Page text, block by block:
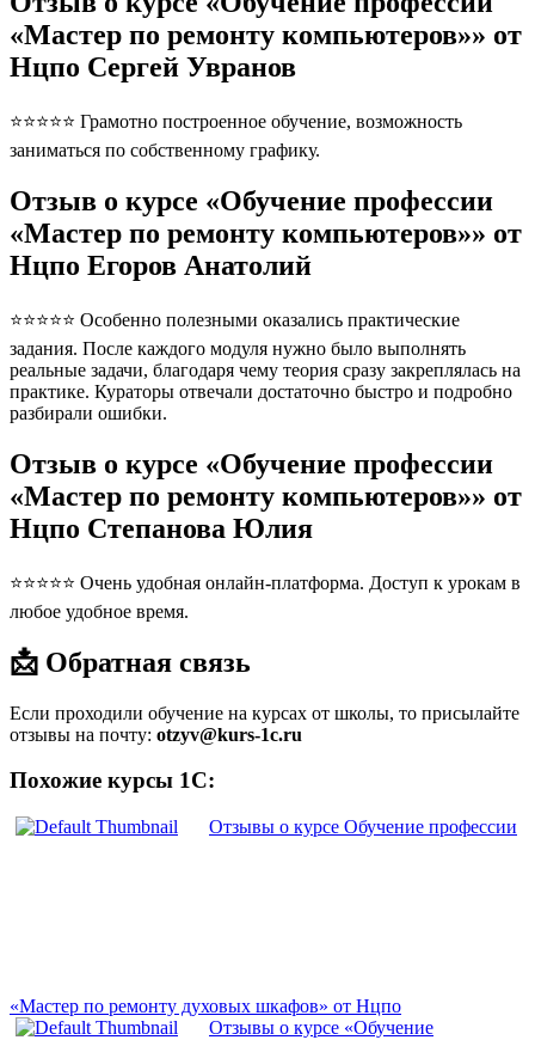
«Мастер по ремонту компьютеров»» от
Нцпо Сергей Увранов
⭐⭐⭐⭐⭐ Грамотно построенное обучение, возможность
заниматься по собственному графику.
Отзыв о курсе «Обучение профессии
«Мастер по ремонту компьютеров»» от
Нцпо Егоров Анатолий
⭐⭐⭐⭐⭐ Особенно полезными оказались практические
задания. После каждого модуля нужно было выполнять
реальные задачи, благодаря чему теория сразу закреплялась на
практике. Кураторы отвечали достаточно быстро и подробно
разбирали ошибки.
Отзыв о курсе «Обучение профессии
«Мастер по ремонту компьютеров»» от
Нцпо Степанова Юлия
⭐⭐⭐⭐⭐ Очень удобная онлайн-платформа. Доступ к урокам в
любое удобное время.
📩 Обратная связь
Если проходили обучение на курсах от школы, то присылайте
отзывы на почту: otzyv@kurs-1c.ru
Похожие курсы 1С:
Отзывы о курсе Обучение профессии
«Мастер по ремонту духовых шкафов» от Нцпо
Отзывы о курсе «Обучение